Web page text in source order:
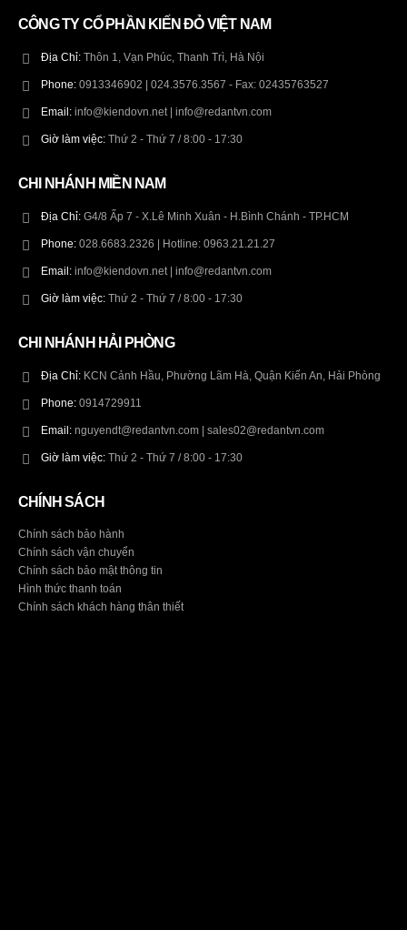
CÔNG TY CỔ PHẦN KIẾN ĐỎ VIỆT NAM
Địa Chỉ: Thôn 1, Vạn Phúc, Thanh Trì, Hà Nội
Phone: 0913346902 | 024.3576.3567 - Fax: 02435763527
Email: info@kiendovn.net | info@redantvn.com
Giờ làm việc: Thứ 2 - Thứ 7 / 8:00 - 17:30
CHI NHÁNH MIỀN NAM
Địa Chỉ: G4/8 Ấp 7 - X.Lê Minh Xuân - H.Bình Chánh - TP.HCM
Phone: 028.6683.2326 | Hotline: 0963.21.21.27
Email: info@kiendovn.net | info@redantvn.com
Giờ làm việc: Thứ 2 - Thứ 7 / 8:00 - 17:30
CHI NHÁNH HẢI PHÒNG
Địa Chỉ: KCN Cảnh Hầu, Phường Lãm Hà, Quận Kiến An, Hải Phòng
Phone: 0914729911
Email: nguyendt@redantvn.com | sales02@redantvn.com
Giờ làm việc: Thứ 2 - Thứ 7 / 8:00 - 17:30
CHÍNH SÁCH
Chính sách bảo hành
Chính sách vận chuyển
Chính sách bảo mật thông tin
Hình thức thanh toán
Chính sách khách hàng thân thiết